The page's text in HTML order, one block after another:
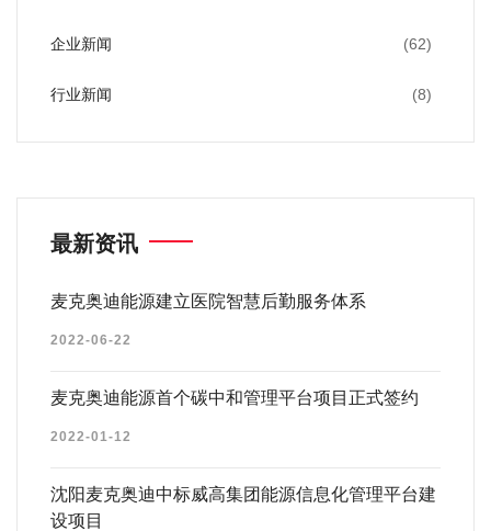
企业新闻 (62)
行业新闻 (8)
最新资讯
麦克奥迪能源建立医院智慧后勤服务体系
2022-06-22
麦克奥迪能源首个碳中和管理平台项目正式签约
2022-01-12
沈阳麦克奥迪中标威高集团能源信息化管理平台建
设项目